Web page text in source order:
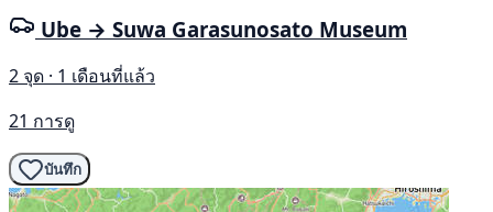
Ube → Suwa Garasunosato Museum
2 จุด · 1 เดือนที่แล้ว
21 การดู
บันทึก